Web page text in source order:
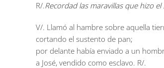
R/.Recordad las maravillas que hizo el
V/. Llamó al hambre sobre aquella
cortando el sustento de pan;
por delante había enviado a un
a José, vendido como esclavo. R/.